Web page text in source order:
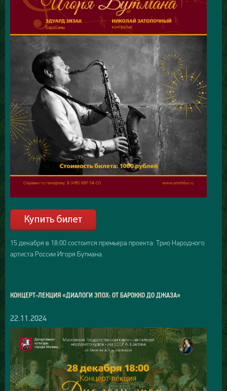
15 декабря в 18:00 состоится премьера проекта: Трио Народного
артиста России Игоря Бутмана.
КОНЦЕРТ-ЛЕКЦИЯ «ДИАЛОГИ ЭПОХ: ОТ БАРОККО ДО ДЖАЗА»
22.11.2024